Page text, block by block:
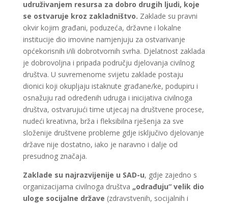
udruživanjem resursa za dobro drugih ljudi, koje
se ostvaruje kroz zakladništvo. Zaklade su pravni
okvir kojim građani, poduzeća, državne i lokalne
institucije dio imovine namjenjuju za ostvarivanje
općekorisnih i/ili dobrotvornih svrha. Djelatnost zaklada
je dobrovoljna i pripada području djelovanja civilnog
društva. U suvremenome svijetu zaklade postaju
dionici koji okupljaju istaknute građane/ke, podupiru i
osnažuju rad određenih udruga i inicijativa civilnoga
društva, ostvarujući time utjecaj na društvene procese,
nudeći kreativna, brža i fleksibilna rješenja za sve
složenije društvene probleme gdje isključivo djelovanje
države nije dostatno, iako je naravno i dalje od
presudnog značaja.
Zaklade su najrazvijenije u SAD-u, gdje zajedno s
organizacijama civilnoga društva „odrađuju“ velik dio
uloge socijalne države (zdravstvenih, socijalnih i